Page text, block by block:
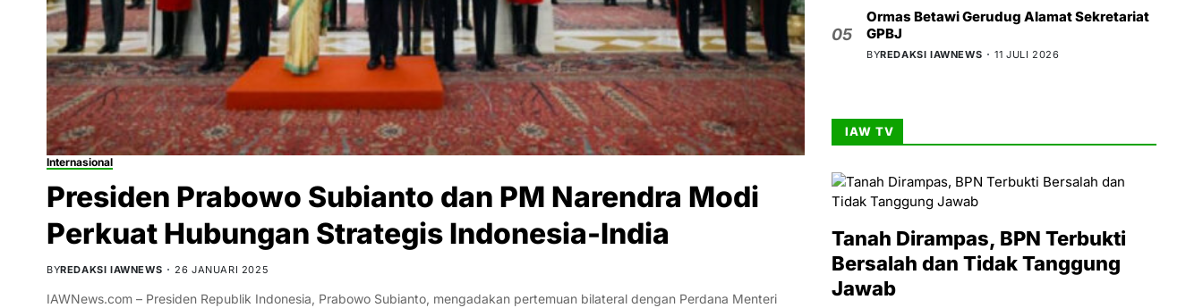
Internasional
Presiden Prabowo Subianto dan PM Narendra Modi
Perkuat Hubungan Strategis Indonesia-India
BYREDAKSI IAWNEWS 26 JANUARI 2025
IAWNews.com – Presiden Republik Indonesia, Prabowo Subianto, mengadakan pertemuan bilateral dengan Perdana Menteri
05
Ormas Betawi Gerudug Alamat Sekretariat
GPBJ
BYREDAKSI IAWNEWS 11 JULI 2026
IAW TV
Tanah Dirampas, BPN Terbukti
Bersalah dan Tidak Tanggung
Jawab